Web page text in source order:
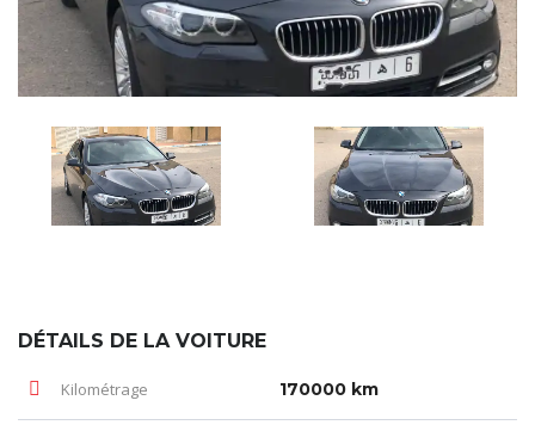
DÉTAILS DE LA VOITURE
Kilométrage 170000 km